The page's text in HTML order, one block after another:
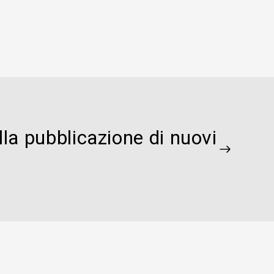
pubblicazione di nuovi